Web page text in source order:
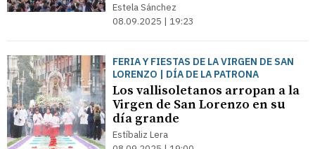
Estela Sánchez
08.09.2025 | 19:23
FERIA Y FIESTAS DE LA VIRGEN DE SAN
LORENZO | DÍA DE LA PATRONA
Los vallisoletanos arropan a la
Virgen de San Lorenzo en su
día grande
Estíbaliz Lera